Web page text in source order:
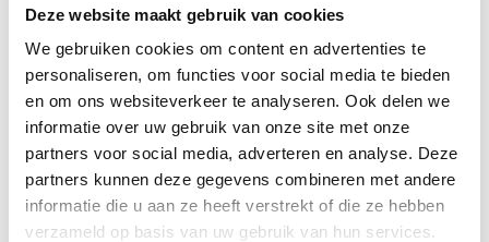
Deze website maakt gebruik van cookies
We gebruiken cookies om content en advertenties te
personaliseren, om functies voor social media te bieden
en om ons websiteverkeer te analyseren. Ook delen we
informatie over uw gebruik van onze site met onze
partners voor social media, adverteren en analyse. Deze
partners kunnen deze gegevens combineren met andere
informatie die u aan ze heeft verstrekt of die ze hebben
verzameld op basis van uw gebruik van hun services.